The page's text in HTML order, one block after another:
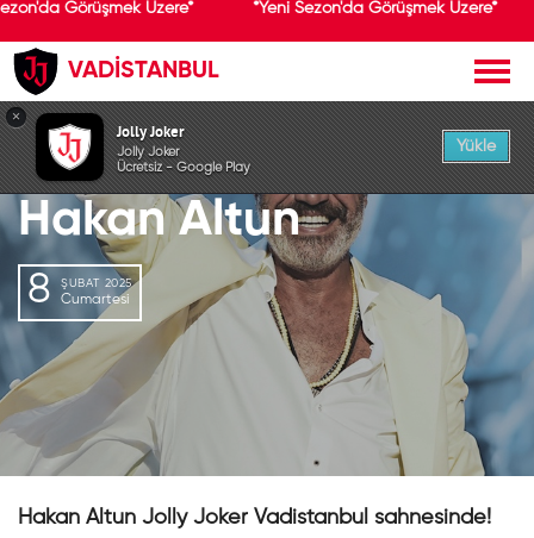
Görüşmek Üzere* *Yeni Sezon'da Görüşmek Üzere*
VADİSTANBUL
GEÇMİŞ ETKİNLİK
Hakan Altun
8 ŞUBAT 2025
Cumartesi
Hakan Altun Jolly Joker Vadistanbul sahnesinde!
×
Jolly Joker
Jolly Joker
Ücretsiz - Google Play
Yükle